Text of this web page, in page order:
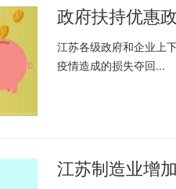
江苏各级政府和企业上
疫情造成的损失夺回...
江苏制造业增